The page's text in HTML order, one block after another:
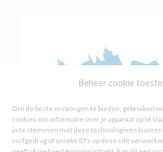
Beheer cookie
Om de beste ervaringen te bieden, gebruiken
cookies om informatie over je apparaat op te
in te stemmen met deze technologieën kunnen
surfgedrag of unieke ID's op deze site